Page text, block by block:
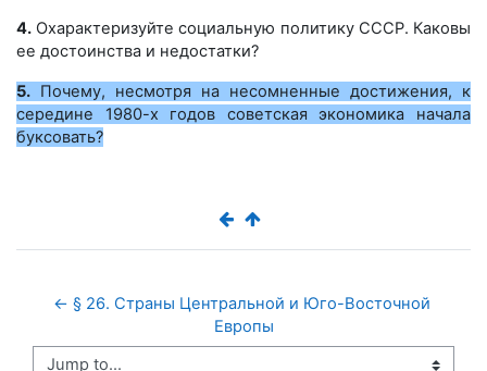
4. Охарактеризуйте социальную политику СССР. Каковы
ее достоинства и недостатки?
5. Почему, несмотря на несомненные достижения, к
середине 1980-х годов советская экономика начала
буксовать?
← § 26. Страны Центральной и Юго-Восточной
Европы